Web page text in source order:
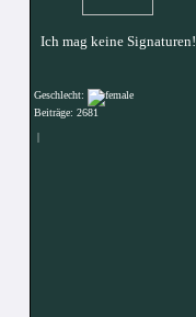
Ich mag keine Signaturen!
Geschlecht:
Beiträge: 2681
|